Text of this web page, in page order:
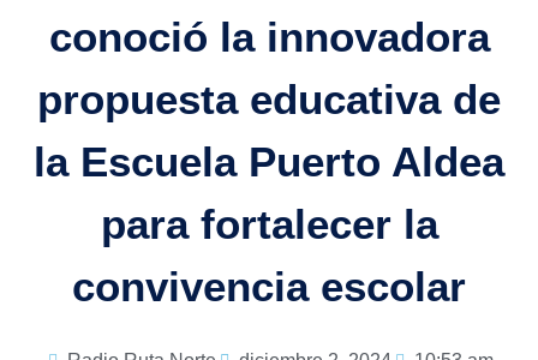
conoció la innovadora
propuesta educativa de
la Escuela Puerto Aldea
para fortalecer la
convivencia escolar